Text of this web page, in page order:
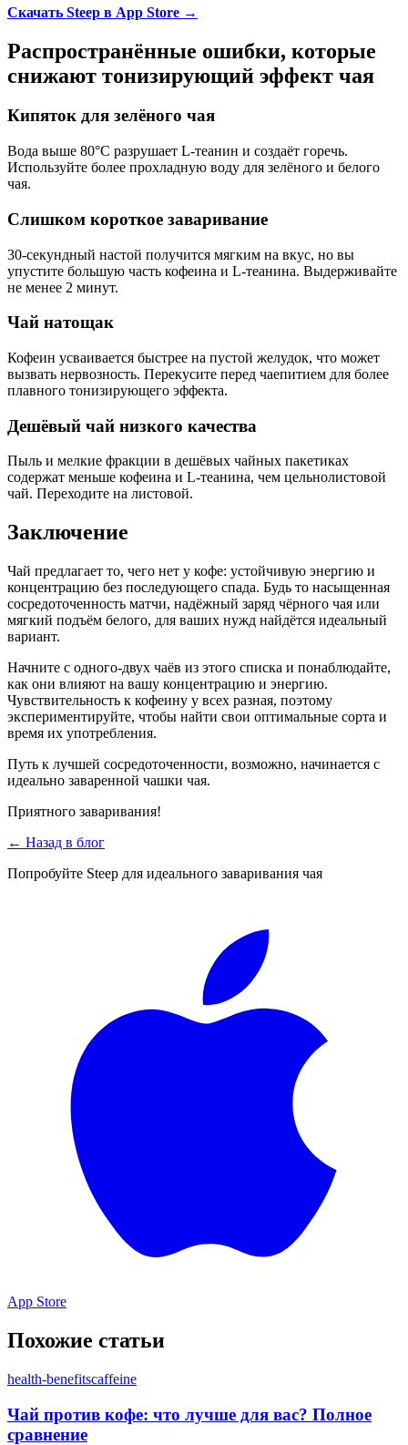
Скачать Steep в App Store →
Распространённые ошибки, которые
снижают тонизирующий эффект чая
Кипяток для зелёного чая
Вода выше 80°C разрушает L-теанин и создаёт горечь.
Используйте более прохладную воду для зелёного и белого
чая.
Слишком короткое заваривание
30-секундный настой получится мягким на вкус, но вы
упустите большую часть кофеина и L-теанина. Выдерживайте
не менее 2 минут.
Чай натощак
Кофеин усваивается быстрее на пустой желудок, что может
вызвать нервозность. Перекусите перед чаепитием для более
плавного тонизирующего эффекта.
Дешёвый чай низкого качества
Пыль и мелкие фракции в дешёвых чайных пакетиках
содержат меньше кофеина и L-теанина, чем цельнолистовой
чай. Переходите на листовой.
Заключение
Чай предлагает то, чего нет у кофе: устойчивую энергию и
концентрацию без последующего спада. Будь то насыщенная
сосредоточенность матчи, надёжный заряд чёрного чая или
мягкий подъём белого, для ваших нужд найдётся идеальный
вариант.
Начните с одного-двух чаёв из этого списка и понаблюдайте,
как они влияют на вашу концентрацию и энергию.
Чувствительность к кофеину у всех разная, поэтому
экспериментируйте, чтобы найти свои оптимальные сорта и
время их употребления.
Путь к лучшей сосредоточенности, возможно, начинается с
идеально заваренной чашки чая.
Приятного заваривания!
← Назад в блог
Попробуйте Steep для идеального заваривания чая
App Store
Похожие статьи
health-benefitscaffeine
Чай против кофе: что лучше для вас? Полное
сравнение